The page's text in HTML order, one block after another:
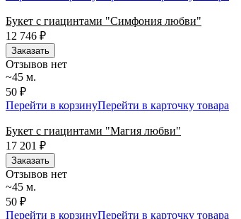
Букет с гиацинтами "Симфония любви"
12 746 ₽
Заказать
Отзывов нет
~45 м.
50 ₽
Перейти в корзинуПерейти в карточку товара
Букет с гиацинтами "Магия любви"
17 201
₽
Заказать
Отзывов нет
~45 м.
50 ₽
Перейти в корзинуПерейти в карточку товара